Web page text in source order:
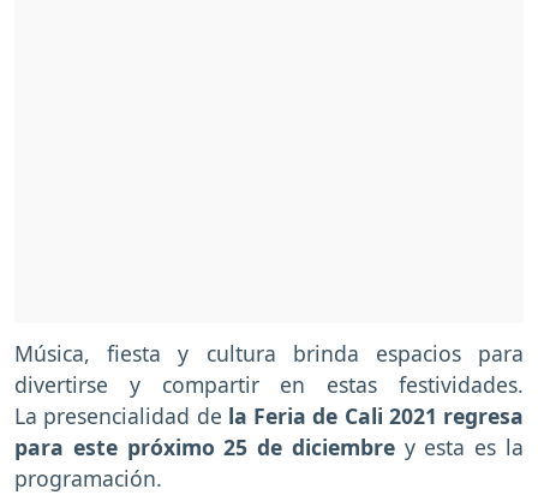
Música, fiesta y cultura brinda espacios para
divertirse y compartir en estas festividades.
La presencialidad de la Feria de Cali 2021 regresa
para este próximo 25 de diciembrey esta es la
programación.